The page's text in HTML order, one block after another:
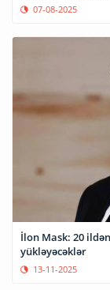
07-08-2025
İlon Mask: 20
yükləyəcəklər
13-11-2025